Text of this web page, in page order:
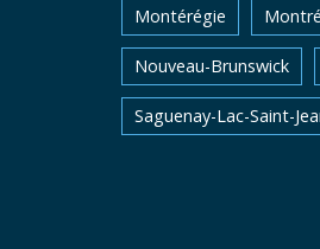
Montérégie
Nouveau-Brunswick
Saguenay-Lac-Saint-